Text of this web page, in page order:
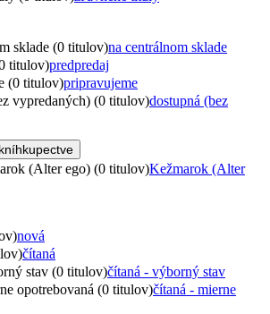
sklade (0 titulov)na centrálnom sklade
titulov)predpredaj
(0 titulov)pripravujeme
vypredaných) (0 titulov)dostupná (bez
(Alter ego) (0 titulov)Kežmarok (Alter
nová
čítaná
stav (0 titulov)čítaná - výborný stav
opotrebovaná (0 titulov)čítaná - mierne